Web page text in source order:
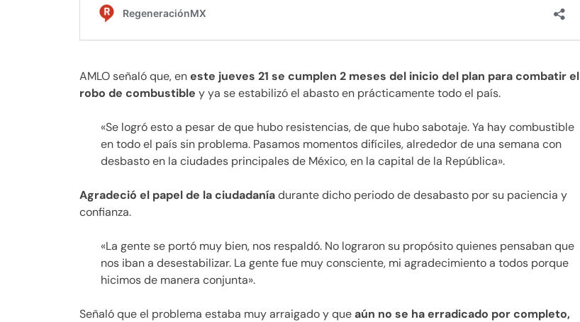
AMLO señaló que, eneste jueves 21 se cumplen 2 meses del inicio del plan para combatir el
robo de combustible y ya se estabilizó el abasto en prácticamente todo el país.
«Se logró esto a pesar de que hubo resistencias, de que hubo sabotaje. Ya hay combustible
en todo el país sin problema. Pasamos momentos difíciles, alrededor de una semana con
desbasto en la ciudades principales de México, en la capital de la República».
Agradeció el papel de la ciudadaníadurante dicho periodo de desabasto por su paciencia y
confianza.
«La gente se portó muy bien, nos respaldó. No lograron su propósito quienes pensaban que
nos iban a desestabilizar. La gente fue muy consciente, mi agradecimiento a todos porque
hicimos de manera conjunta».
Señaló que el problema estaba muy arraigado y queaún no se ha erradicado por completo,